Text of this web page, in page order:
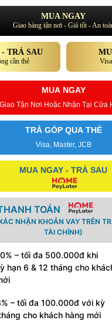
MUA NGAY
Giao hàng tận nơi - Giá tốt - An
TRẢ SAU
cần thẻ
MUA NGAY
Giao Tận Nơi Hoặc Nhận Tại Cửa
TRẢ GÓP QUA THẺ
Visa, Master, JCB
MUA NGAY - TRẢ SAU
TOÁN
NHẬN KHOẢN VAY TRÊN
TÀI CHÍNH)
– tối đa 500.000đ khi
hạn 6 & 12 tháng cho
– tối đa 100.000đ với kỳ
cho khách hàng mới